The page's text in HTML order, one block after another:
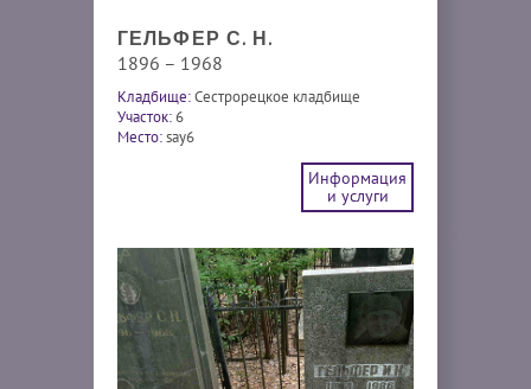
ГЕЛЬФЕР С. Н.
1896 – 1968
Кладбище:Сестрорецкое кладбище
Участок:6
Место:say6
Информация
и услуги